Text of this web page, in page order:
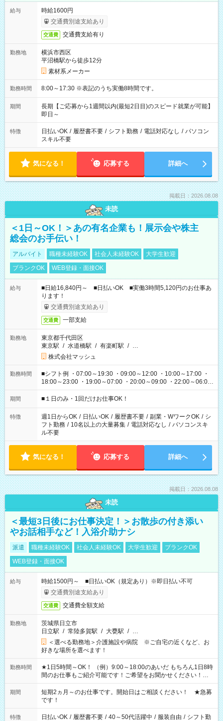
給与
時給1600円
交通費別途支給あり
交通費 交通費支給有り
勤務地
横浜市西区
平沼橋駅から徒歩12分
素材系メーカー
勤務時間 8:00～17:30 ※表記のうち実働8時間です。
期間
長期【ご応募から1週間以内(最短2日目)のスピード就業が可能】
即日～
特徴 日払いOK / 履歴書不要 / シフト勤務 / 電話対応なし / パソコン
スキル不要
気になる！ 応募する 詳細へ
掲載日：2026.08.08
未読
＜1日～OK！＞あの有名企業も！展示会や株主
総会のお手伝い！
アルバイト 職種未経験OK 社会人未経験OK
大学生歓迎
ブランクOK
WEB登録・面接OK
給与
■日給16,840円～ ■日払いOK ■実働3時間5,120円のお仕事あ
ります！
交通費別途支給あり
交通費 一部支給
勤務地
東京都千代田区
東京駅 / 水道橋駅 / 有楽町駅 / …
株式会社マッシュ
勤務時間
■シフト例 ・07:00～19:30 ・09:00～12:00 ・10:00～17:00 ・
18:00～23:00 ・19:00～07:00 ・20:00～09:00 ・22:00～06:00
etc ★最短で3時間で5,120円のお仕事から 15時間で2万円近く稼
げるお仕事も！ ご希望のお時間に合わせてご紹介！ ※シフトは
ください！
期間 ■１日のみ・1回だけお仕事OK！
特徴 週1日からOK / 日払いOK / 履歴書不要 / 副業・WワークOK / シ
フト勤務 / 10名以上の大量募集 / 電話対応なし / パソコンスキ
ル不要
気になる！ 応募する 詳細へ
掲載日：2026.08.08
未読
＜最短3日後にお仕事決定！＞お散歩の付き添い
やお話相手など！入浴介助ナシ
派遣 職種未経験OK 社会人未経験OK 大学生歓迎
ブランクOK
WEB登録・面接OK
給与
時給1500円～ ■日払いOK（規定あり）※即日払い不可
交通費別途支給あり
交通費 交通費全額支給
勤務地
茨城県日立市
日立駅 / 常陸多賀駅 / 大甕駅 / …
＜選べる勤務地＞介護施設や病院 ※ご自宅の近くなど、お
好きな場所を選べます！
勤務時間
★1日5時間～OK！ （例）9:00～18:00のあいだ もちろん1日8時
間のお仕事もご紹介可能です！ご希望をお聞かせください！★
家庭の都合でお休みが必要な場合も遠慮なくご相談ください。
※週最低15時間以上の勤務が必要です
期間
短期2ヵ月～のお仕事です。開始日はご相談ください！ ★急募
です！
特徴 日払いOK / 履歴書不要 / 40～50代活躍中 / 服装自由 / シフト勤